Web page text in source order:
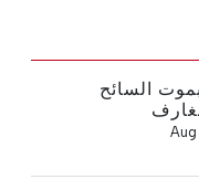
السائح